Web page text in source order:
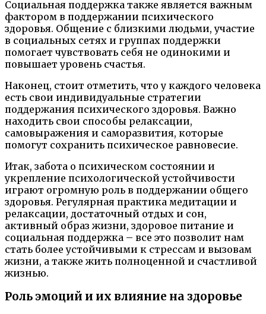
Социальная поддержка также является важным
фактором в поддержании психического
здоровья. Общение с близкими людьми, участие
в социальных сетях и группах поддержки
помогает чувствовать себя не одинокими и
повышает уровень счастья.
Наконец, стоит отметить, что у каждого человека
есть свои индивидуальные стратегии
поддержания психического здоровья. Важно
находить свои способы релаксации,
самовыражения и саморазвития, которые
помогут сохранить психическое равновесие.
Итак, забота о психическом состоянии и
укрепление психологической устойчивости
играют огромную роль в поддержании общего
здоровья. Регулярная практика медитации и
релаксации, достаточный отдых и сон,
активный образ жизни, здоровое питание и
социальная поддержка – все это позволит нам
стать более устойчивыми к стрессам и вызовам
жизни, а также жить полноценной и счастливой
жизнью.
Роль эмоций и их влияние на здоровье